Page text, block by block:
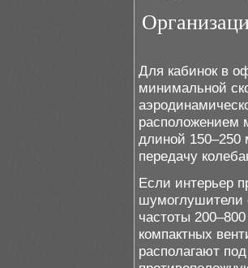
Для кабинок в
минимальной
расположением
длиной
передачу
Если интерьер
шумоглушители
частоты
компактных
располагают